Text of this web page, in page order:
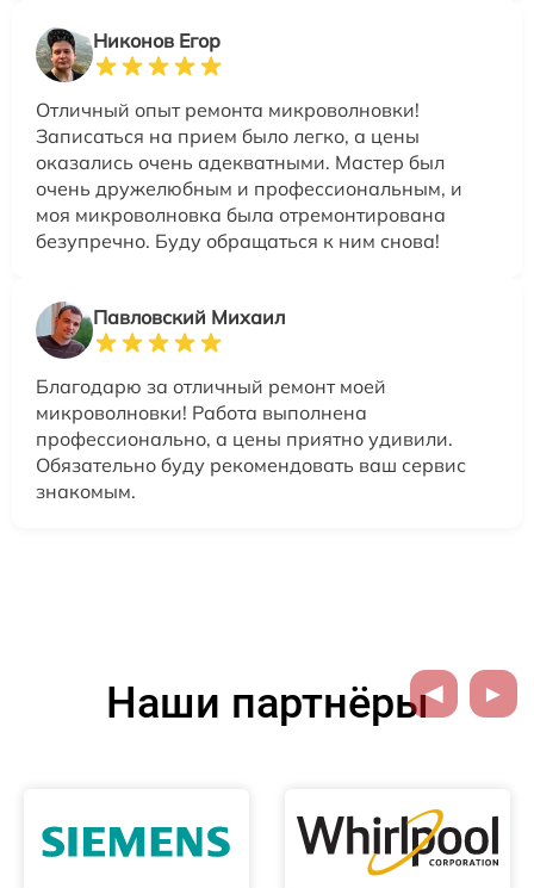
Никонов Егор
Отличный опыт ремонта микроволновки!
Записаться на прием было легко, а цены
оказались очень адекватными. Мастер был
очень дружелюбным и профессиональным, и
моя микроволновка была отремонтирована
безупречно. Буду обращаться к ним снова!
Павловский Михаил
Благодарю за отличный ремонт моей
микроволновки! Работа выполнена
профессионально, а цены приятно удивили.
Обязательно буду рекомендовать ваш сервис
знакомым.
Наши партнёры